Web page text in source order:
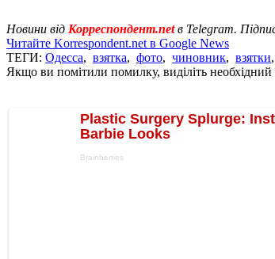
Новини від Корреспондент.netв Telegram.
Читайте Korrespondent.net в Google News
ТЕГИ: Одесса, взятка, фото, чиновник, взятки,
Якщо ви помітили помилку, виділіть